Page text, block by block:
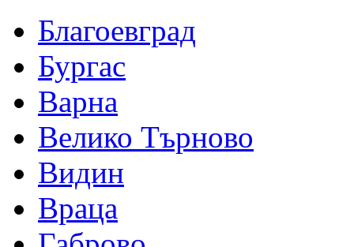
Благоевград
Бургас
Варна
Велико Търново
Видин
Враца